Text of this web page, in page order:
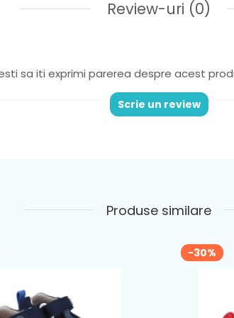
Review-uri (0)
sa iti exprimi parerea despre acest
Scrie un review
Produse similare
-30%